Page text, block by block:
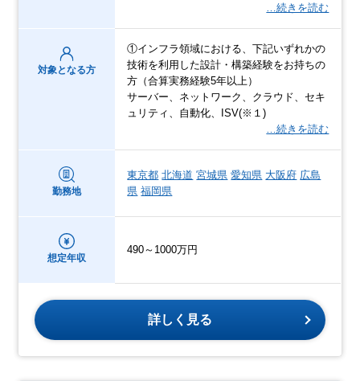
…続きを読む
対象となる方
①インフラ領域における、下記いずれかの
技術を利用した設計・構築経験をお持ちの
方（合算実務経験5年以上）
サーバー、ネットワーク、クラウド、セキ
ュリティ、自動化、ISV(※１)
…続きを読む
勤務地
東京都 北海道 宮城県 愛知県 大阪府 広島
県 福岡県
想定年収
490～1000万円
詳しく見る